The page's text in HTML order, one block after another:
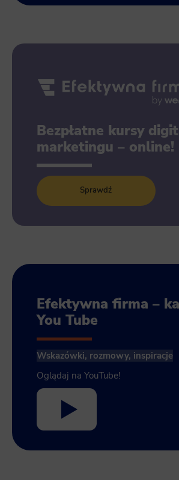
Bezpłatne kursy
marketingu – online!
Sprawdź
Efektywna firma –
You Tube
Wskazówki, rozmowy, inspiracje
Oglądaj na YouTube!